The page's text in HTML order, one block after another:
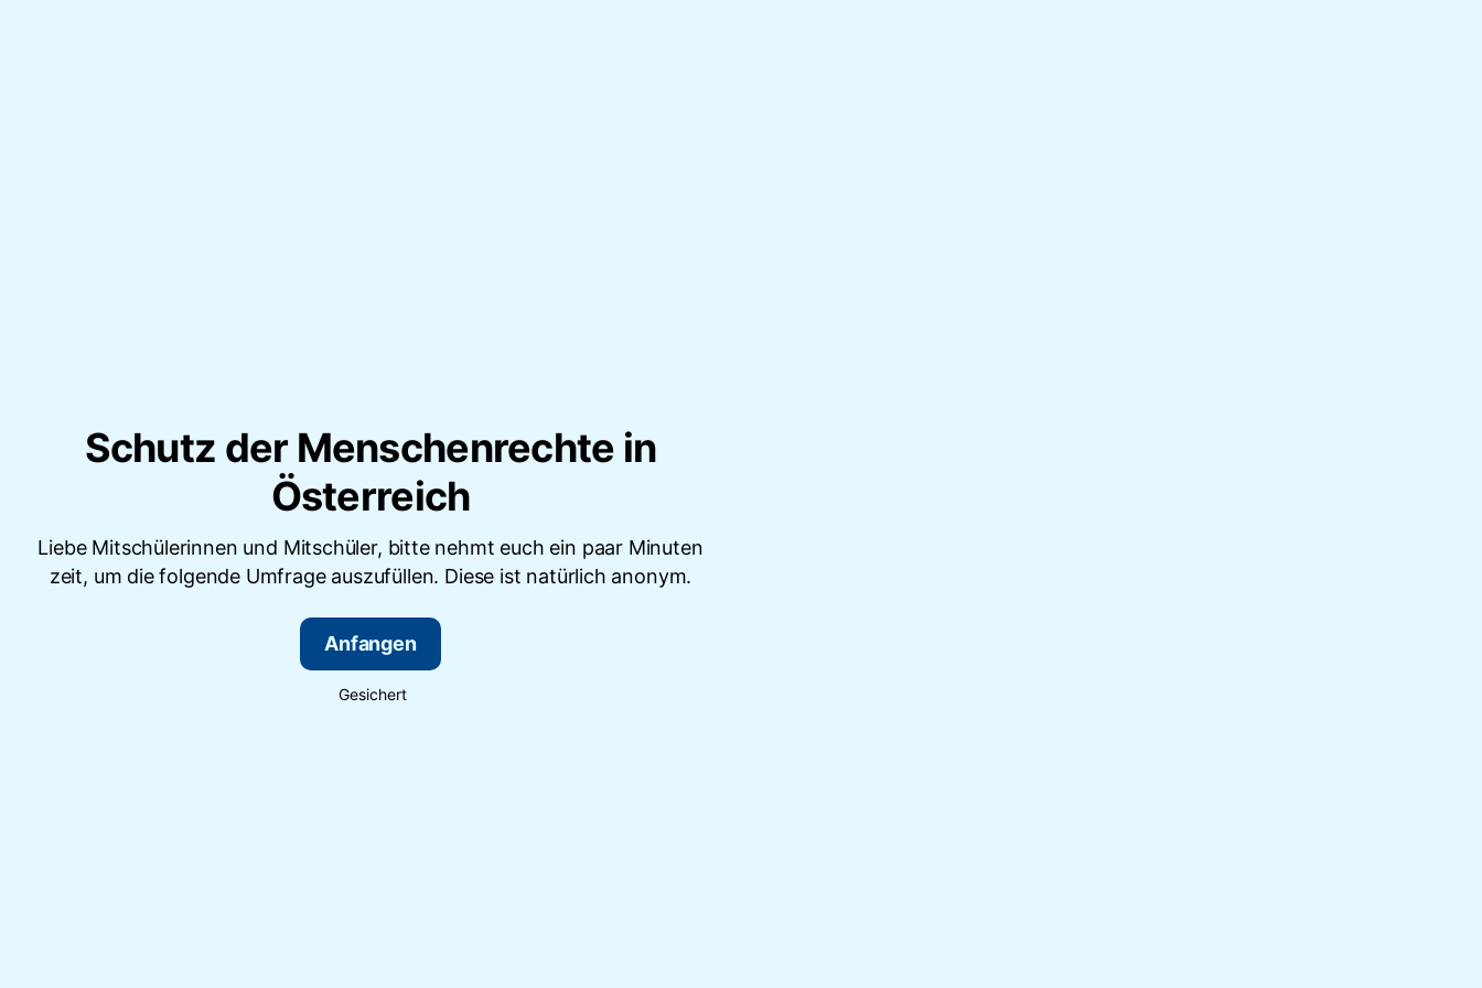
Schutz der Menschenrechte in
Österreich
Liebe Mitschülerinnen und Mitschüler, bitte nehmt euch ein paar Minuten
zeit, um die folgende Umfrage auszufüllen. Diese ist natürlich anonym.
Anfangen
Gesichert